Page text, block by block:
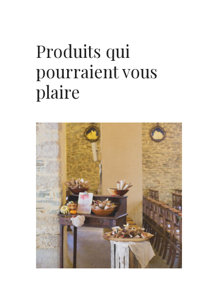
Produits qui
pourraient vous
plaire
Secrétaire » Octave » – Bois
39,00€